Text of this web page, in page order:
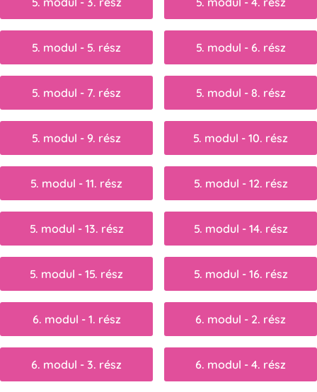
5. modul - 5. rész 5. modul - 6. rész
5. modul - 7. rész 5. modul - 8. rész
5. modul - 9. rész 5. modul - 10. rész
5. modul - 11. rész 5. modul - 12. rész
5. modul - 13. rész 5. modul - 14. rész
5. modul - 15. rész 5. modul - 16. rész
6. modul - 1. rész 6. modul - 2. rész
6. modul - 3. rész 6. modul - 4. rész